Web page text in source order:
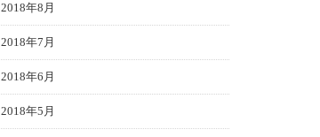
2018年8月
2018年7月
2018年6月
2018年5月